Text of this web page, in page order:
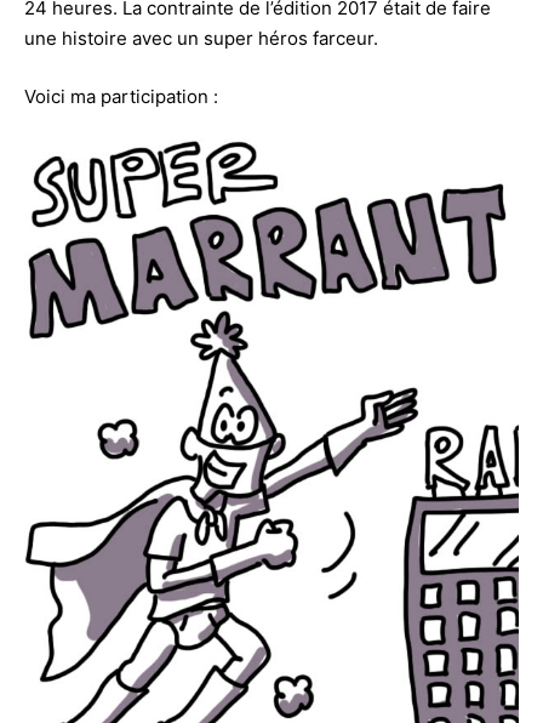
24 heures. La contrainte de l’édition 2017 était de faire
une histoire avec un super héros farceur.
Voici ma participation :